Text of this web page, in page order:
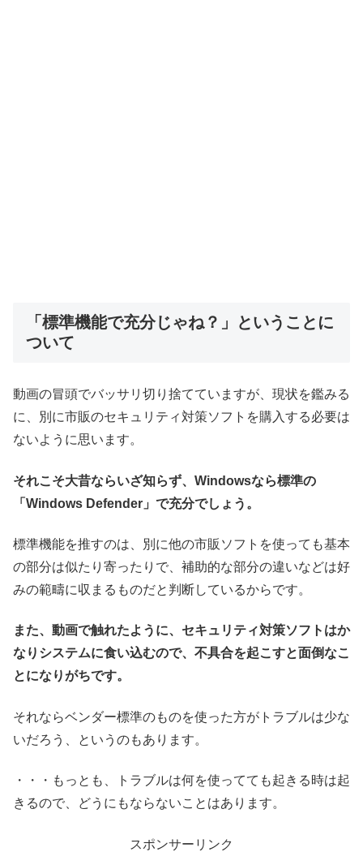
「標準機能で充分じゃね？」ということに
ついて
動画の冒頭でバッサリ切り捨てていますが、現状を鑑みる
に、別に市販のセキュリティ対策ソフトを購入する必要は
ないように思います。
それこそ大昔ならいざ知らず、Windowsなら標準の
「Windows Defender」で充分でしょう。
標準機能を推すのは、別に他の市販ソフトを使っても基本
の部分は似たり寄ったりで、補助的な部分の違いなどは好
みの範疇に収まるものだと判断しているからです。
また、動画で触れたように、セキュリティ対策ソフトはか
なりシステムに食い込むので、不具合を起こすと面倒なこ
とになりがちです。
それならベンダー標準のものを使った方がトラブルは少な
いだろう、というのもあります。
・・・もっとも、トラブルは何を使ってても起きる時は起
きるので、どうにもならないことはあります。
スポンサーリンク